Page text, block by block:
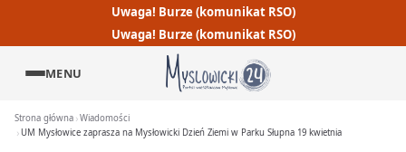
Uwaga! Burze (komunikat RSO)
Uwaga! Burze (komunikat RSO)
MENU
Strona główna Wiadomości
UM Mysłowice zaprasza na Mysłowicki Dzień Ziemi w Parku Słupna 19 kwietnia